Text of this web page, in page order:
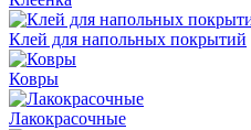
Клей для напольных покрытий
Ковры
Лакокрасочные